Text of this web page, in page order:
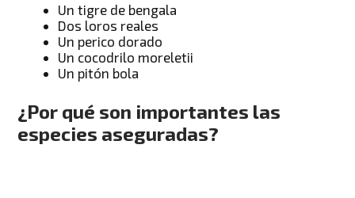
Un tigre de bengala
Dos loros reales
Un perico dorado
Un cocodrilo moreletii
Un pitón bola
¿Por qué son importantes las
especies aseguradas?